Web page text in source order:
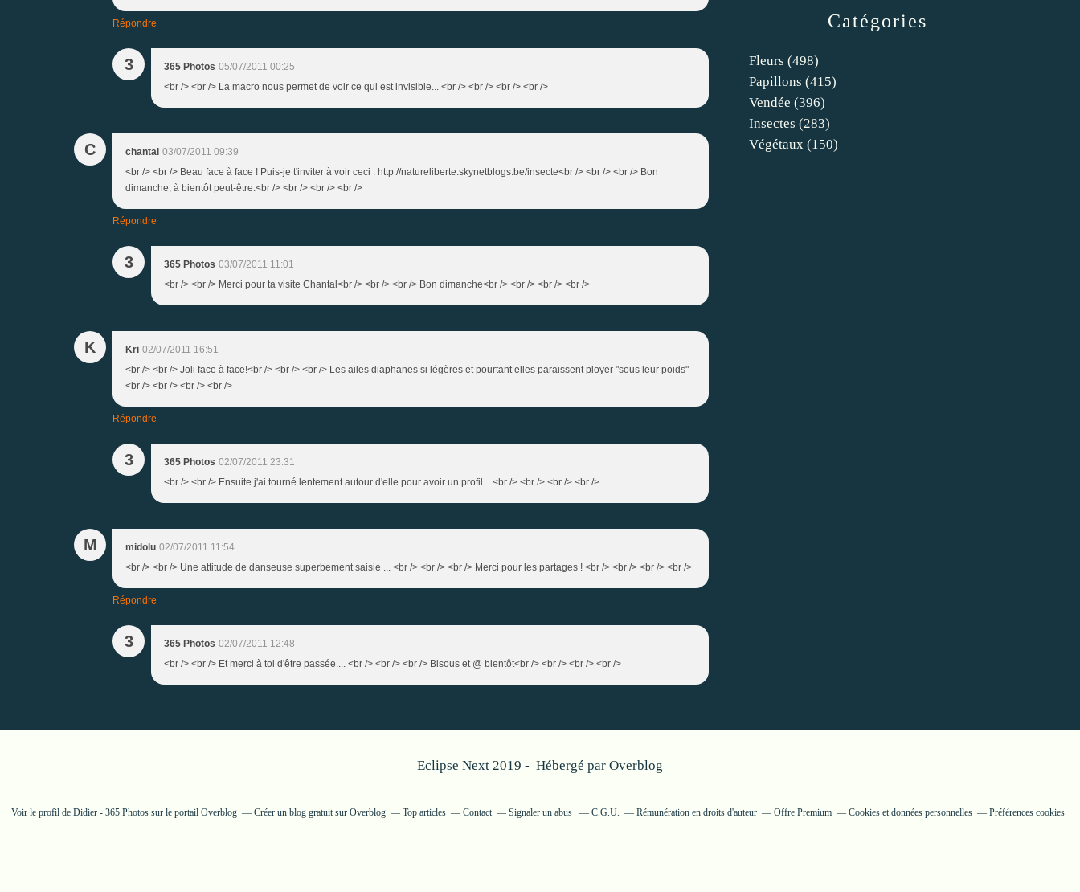
Répondre
3 365 Photos 05/07/2011 00:25
<br /> <br /> La macro nous permet de voir ce qui est invisible... <br /> <br /> <br /> <br />
C chantal 03/07/2011 09:39
<br /> <br /> Beau face à face ! Puis-je t'inviter à voir ceci : http://natureliberte.skynetblogs.be/insecte<br /> <br /> <br /> Bon
dimanche, à bientôt peut-être.<br /> <br /> <br /> <br />
Répondre
3 365 Photos 03/07/2011 11:01
<br /> <br /> Merci pour ta visite Chantal<br /> <br /> <br /> Bon dimanche<br /> <br /> <br /> <br />
K Kri 02/07/2011 16:51
<br /> <br /> Joli face à face!<br /> <br /> <br /> Les ailes diaphanes si légères et pourtant elles paraissent ployer "sous leur poids"
<br /> <br /> <br /> <br />
Répondre
3 365 Photos 02/07/2011 23:31
<br /> <br /> Ensuite j'ai tourné lentement autour d'elle pour avoir un profil... <br /> <br /> <br /> <br />
M midolu 02/07/2011 11:54
<br /> <br /> Une attitude de danseuse superbement saisie ... <br /> <br /> <br /> Merci pour les partages ! <br /> <br /> <br /> <br />
Répondre
3 365 Photos 02/07/2011 12:48
<br /> <br /> Et merci à toi d'être passée.... <br /> <br /> <br /> Bisous et @ bientôt<br /> <br /> <br /> <br />
Catégories
Fleurs (498)
Papillons (415)
Vendée (396)
Insectes (283)
Végétaux (150)
Eclipse Next 2019 - Hébergé par Overblog
Voir le profil de Didier - 365 Photossur le portail Overblog Créer un blog gratuit sur Overblog Top articles Contact Signaler un abus C.G.U. Rémunération en droits d'auteur Offre Premium Cookies et données personnelles Préférences cookies